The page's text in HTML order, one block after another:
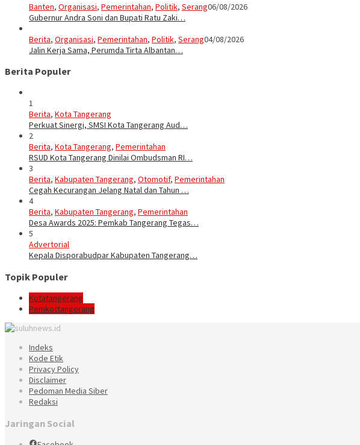
Banten, Organisasi, Pemerintahan, Politik, Serang06/08/2026
Gubernur Andra Soni dan Bupati Ratu Zaki…
Berita, Organisasi, Pemerintahan, Politik, Serang04/08/2026
Jalin Kerja Sama, Perumda Tirta Albantan…
Berita Populer
1
Berita, Kota Tangerang
Perkuat Sinergi, SMSI Kota Tangerang Aud…
2
Berita, Kota Tangerang, Pemerintahan
RSUD Kota Tangerang Dinilai Ombudsman RI…
3
Berita, Kabupaten Tangerang, Otomotif, Pemerintahan
Cegah Kecurangan Jelang Natal dan Tahun …
4
Berita, Kabupaten Tangerang, Pemerintahan
Desa Awards 2025: Pemkab Tangerang Tegas…
5
Advertorial
Kepala Disporabudpar Kabupaten Tangerang…
Topik Populer
Kotatangerang
Pemkottangerang
Indeks
Kode Etik
Privacy Policy
Disclaimer
Pedoman Media Siber
Redaksi
Jaringan Social